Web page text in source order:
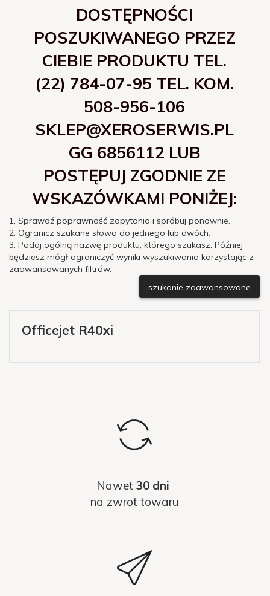
DOSTĘPNOŚCI
POSZUKIWANEGO PRZEZ
CIEBIE PRODUKTU TEL.
(22) 784-07-95 TEL. KOM.
508-956-106
SKLEP@XEROSERWIS.PL
GG 6856112 LUB
POSTĘPUJ ZGODNIE ZE
WSKAZÓWKAMI PONIŻEJ:
1. Sprawdź poprawność zapytania i spróbuj ponownie.
2. Ogranicz szukane słowa do jednego lub dwóch.
3. Podaj ogólną nazwę produktu, którego szukasz. Później
będziesz mógł ograniczyć wyniki wyszukiwania korzystając z
zaawansowanych filtrów.
szukanie zaawansowane
Officejet R40xi
Nawet 30 dni
na zwrot towaru